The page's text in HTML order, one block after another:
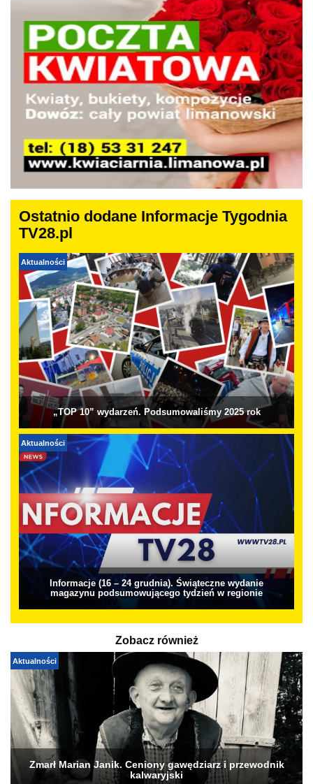
Ostatnio dodane Informacje Tygodnia
TV28.pl
Aktualności
„TOP 10” wydarzeń. Podsumowaliśmy 2025 rok
Aktualności
Informacje (16 – 24 grudnia). Świąteczne wydanie
magazynu podsumowującego tydzień w regionie
Zobacz również
Aktualności
Zmarł Marian Janik. Ceniony gawędziarz i przewodnik
kalwaryjski